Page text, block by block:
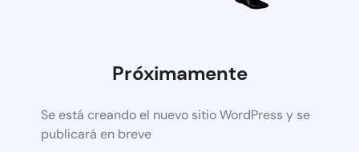
Próximamente
Se está creando el nuevo sitio WordPress y se
publicará en breve